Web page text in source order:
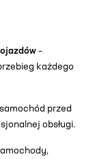
–
każdego
przed
obsługi.